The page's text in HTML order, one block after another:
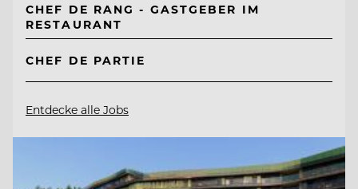
CHEF DE RANG - GASTGEBER IM
RESTAURANT
CHEF DE PARTIE
Entdecke alle Jobs